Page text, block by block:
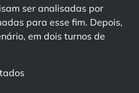
ser analisadas por
para esse fim. Depois,
em dois turnos de